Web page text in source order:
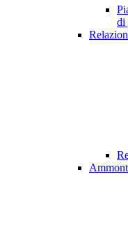
di